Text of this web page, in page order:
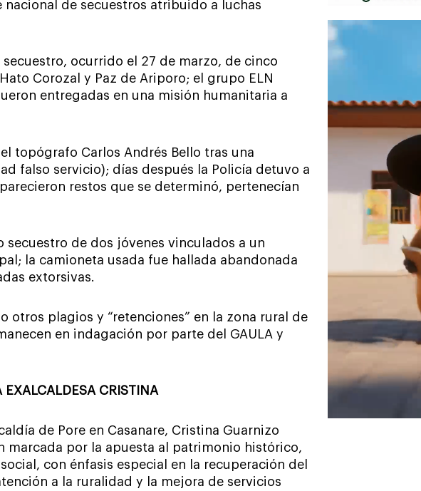
de secuestros atribuido a luchas
secuestro, ocurrido el 27 de marzo, de cinco
Corozal y Paz de Ariporo; el grupo ELN
entregadas en una misión humanitaria a
topógrafo Carlos Andrés Bello tras una
falso servicio); días después la Policía detuvo a
restos que se determinó, pertenecían
secuestro de dos jóvenes vinculados a un
la camioneta usada fue hallada abandonada
extorsivas.
otros plagios y “retenciones” en la zona rural de
en indagación por parte del GAULA y
EXALCALDESA CRISTINA
de Pore en Casanare, Cristina Guarnizo
marcada por la apuesta al patrimonio histórico,
con énfasis especial en la recuperación del
a la ruralidad y la mejora de servicios